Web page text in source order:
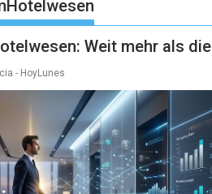
Weit mehr als
- HoyLunes